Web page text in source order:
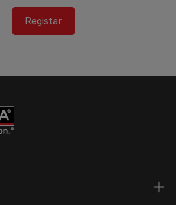
Registar